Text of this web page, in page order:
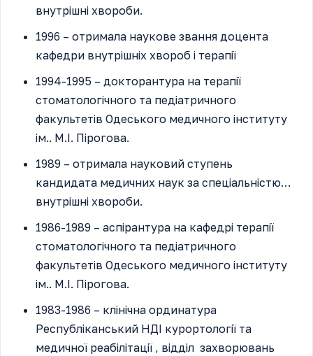
внутрішні хвороби.
1996 – отримала наукове звання доцента
кафедри внутрішніх хвороб і терапії
1994-1995 – докторантура на терапії
стоматологічного та педіатричного
факультетів Одеського медичного інституту
ім.. М.І. Пірогова.
1989 – отримала науковий ступень
кандидата медичних наук за спеціальністю…
внутрішні хвороби.
1986-1989 – аспірантура на кафедрі терапії
стоматологічного та педіатричного
факультетів Одеського медичного інституту
ім.. М.І. Пірогова.
1983-1986 – клінічна ординатура
Республіканський НДІ курортології та
медичної реабілітації , відділ захворювань